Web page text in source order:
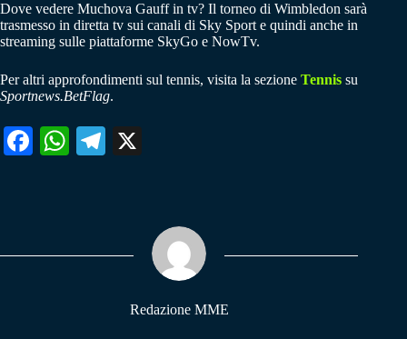
Dove vedere Muchova Gauff in tv? Il torneo di Wimbledon sarà
trasmesso in diretta tv sui canali di Sky Sport e quindi anche in
streaming sulle piattaforme SkyGo e NowTv.
Per altri approfondimenti sul tennis, visita la sezione Tennis su
Sportnews.BetFlag.
Fa W
pp
Te
m
Redazione MME